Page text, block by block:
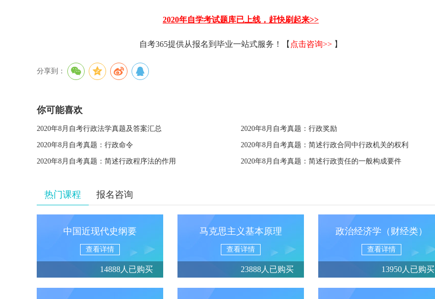
2020年自学考试题库已上线，赶快刷起来>>
自考365提供从报名到毕业一站式服务！【 点击咨询>> 】
分享到：
你可能喜欢
2020年8月自考行政法学真题及答案汇总 2020年8月自考真题：行政奖励
2020年8月自考真题：行政命令 2020年8月自考真题：简述行政合同中行政机关的权利
2020年8月自考真题：简述行政程序法的作用 2020年8月自考真题：简述行政责任的一般构成要件
热门课程 报名咨询
中国近现代史纲要
查看详情
14888人已购买
马克思主义基本原理
查看详情
23888人已购买
政治经济学（财经类）
查看详情
13950人已购买